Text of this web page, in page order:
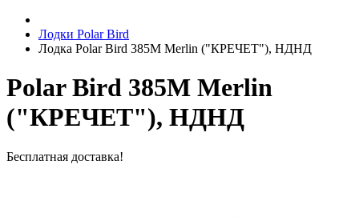
Лодки Polar Bird
Лодка Polar Bird 385M Merlin ("КРЕЧЕТ"), НДНД
Polar Bird 385M Merlin
("КРЕЧЕТ"), НДНД
Бесплатная доставка!